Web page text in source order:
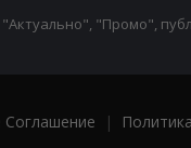
"Промо",
Соглашение |